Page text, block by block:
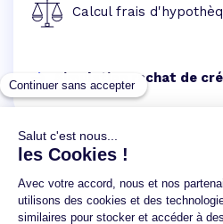
Calcul frais
Simulation rachat de
Un crédit vous engage et
Vérifiez vos capacités de